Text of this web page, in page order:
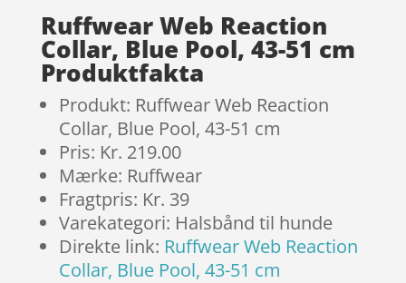
Ruffwear Web Reaction
Collar, Blue Pool, 43-51 cm
Produktfakta
Produkt: Ruffwear Web Reaction
Collar, Blue Pool, 43-51 cm
Pris: Kr. 219.00
Mærke: Ruffwear
Fragtpris: Kr. 39
Varekategori: Halsbånd til hunde
Direkte link: Ruffwear Web Reaction
Collar, Blue Pool, 43-51 cm